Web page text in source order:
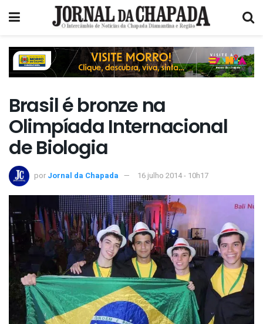
Brasil é bronze na
Olimpíada Internacional
de Biologia
por Jornal da Chapada 16 julho 2014 - 10h17